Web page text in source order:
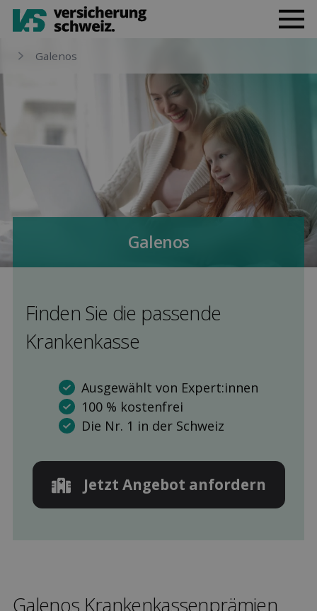
Galenos
Galenos
Finden Sie die pas­sende
Kranken­kasse
Ausgewählt von Expert:innen
100 % kostenfrei
Die Nr. 1 in der Schweiz
Jetzt Angebot anfordern
Galenos Kranken­kassen­prämien